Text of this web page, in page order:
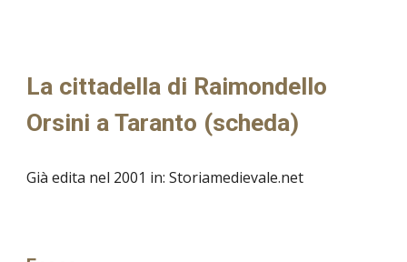
La cittadella di Raimondello
Orsini a Taranto (scheda)
Già edita nel 2001 in: Storiamedievale.net